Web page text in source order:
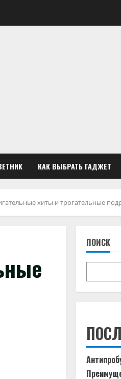
КАК ВЫБРАТЬ ГАДЖЕТ
хиты и трогательные
ПОИСК